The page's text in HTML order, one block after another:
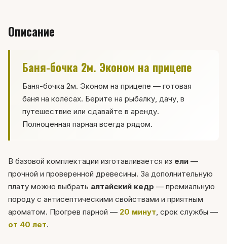
Описание
Баня-бочка 2м. Эконом на прицепе
Баня-бочка 2м. Эконом на прицепе — готовая
баня на колёсах. Берите на рыбалку, дачу, в
путешествие или сдавайте в аренду.
Полноценная парная всегда рядом.
В базовой комплектации изготавливается из ели —
прочной и проверенной древесины. За дополнительную
плату можно выбрать алтайский кедр — премиальную
породу с антисептическими свойствами и приятным
ароматом. Прогрев парной — 20 минут, срок службы —
от 40 лет.